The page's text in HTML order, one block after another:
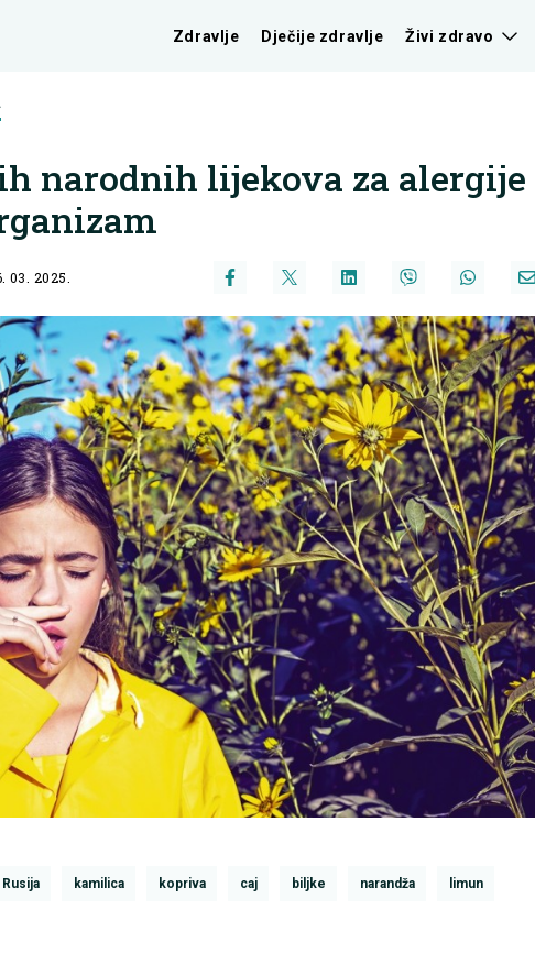
Zdravlje Dječije zdravlje Živi zdravo
narodnih lijekova za alergije
03. 2025.
Rusija kamilica kopriva caj biljke narandža limun